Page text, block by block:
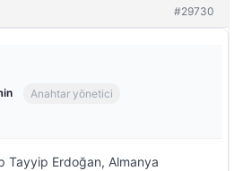
#29730
Anahtar yönetici
Tayyip Erdoğan, Almanya